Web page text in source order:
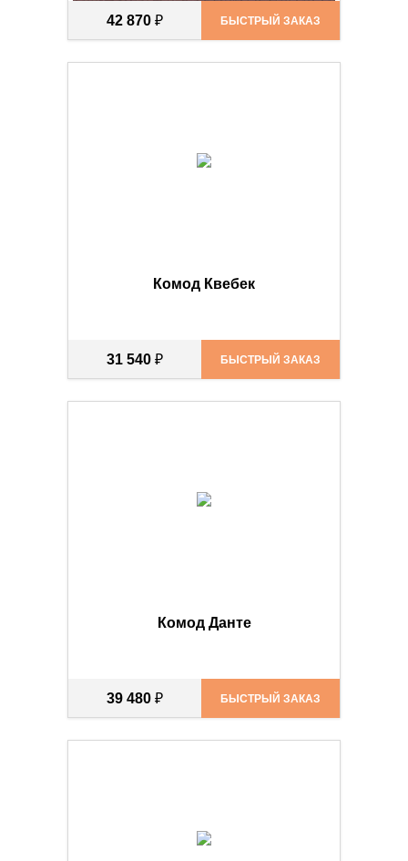
42 870 ₽ БЫСТРЫЙ ЗАКАЗ
Комод Квебек
31 540 ₽ БЫСТРЫЙ ЗАКАЗ
Комод Данте
39 480 ₽ БЫСТРЫЙ ЗАКАЗ